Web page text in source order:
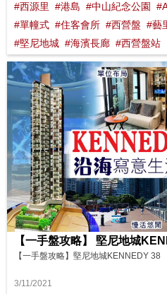
#西源里 #港島 #中山紀念公園
#單幢式 #住客會所 #西營盤 #藝
#堅尼地城 #海濱長廊 #西營盤站
3/11/2021